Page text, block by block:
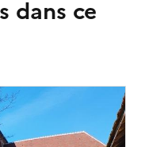
dans ce